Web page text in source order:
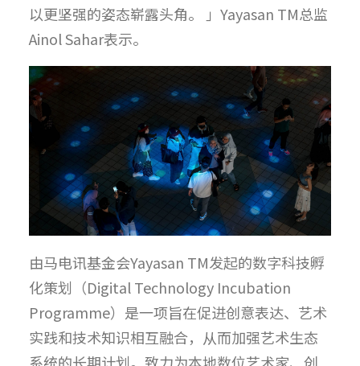
以更坚强的姿态崭露头角。 」Yayasan TM总监
Ainol Sahar表示。
由马电讯基金会Yayasan TM发起的数字科技孵
化策划（Digital Technology Incubation
Programme）是一项旨在促进创意表达、艺术
实践和技术知识相互融合，从而加强艺术生态